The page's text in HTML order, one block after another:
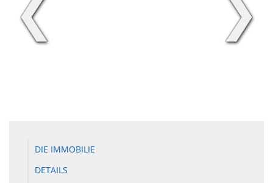
DIE IMMOBILIE
DETAILS